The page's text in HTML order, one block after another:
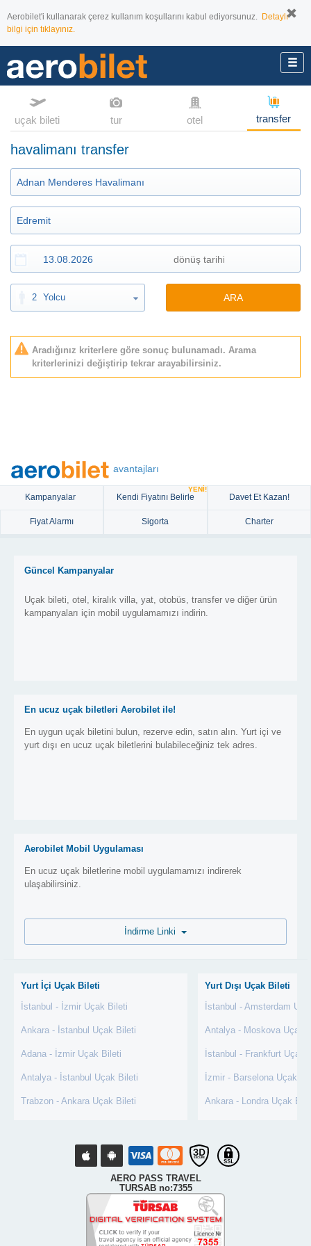
Aerobilet'i kullanarak çerez kullanım koşullarını kabul ediyorsunuz. Detaylı
bilgi için tıklayınız.
uçak bileti tur otel transfer
havalimanı transfer
2 Yolcu ARA
Aradığınız kriterlere göre sonuç bulunamadı. Arama
kriterlerinizi değiştirip tekrar arayabilirsiniz.
avantajları
Kampanyalar Kendi Fiyatını Belirle
YENİ!
Davet Et Kazan!
Fiyat Alarmı Sigorta Charter
Güncel Kampanyalar
Uçak bileti, otel, kiralık villa, yat, otobüs, transfer ve diğer ürün
kampanyaları için mobil uygulamamızı indirin.
En ucuz uçak biletleri Aerobilet ile!
En uygun uçak biletini bulun, rezerve edin, satın alın. Yurt içi ve
yurt dışı en ucuz uçak biletlerini bulabileceğiniz tek adres.
Aerobilet Mobil Uygulaması
En ucuz uçak biletlerine mobil uygulamamızı indirerek
ulaşabilirsiniz.
Yurt İçi Uçak Bileti
İstanbul - İzmir Uçak Bileti
Ankara - İstanbul Uçak Bileti
Adana - İzmir Uçak Bileti
Antalya - İstanbul Uçak Bileti
Trabzon - Ankara Uçak Bileti
Yurt Dışı Uçak Bileti
İstanbul - Amsterdam
Antalya - Moskova Uçak
İstanbul - Frankfurt Uçak
İzmir - Barselona Uçak
Ankara - Londra Uçak
AERO PASS TRAVEL
TURSAB no:7355